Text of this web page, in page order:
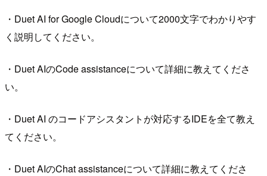
・Duet AI for Google Cloudについて2000文字でわかりやす
く説明してください。
・Duet AIのCode assistanceについて詳細に教えてくださ
い。
・Duet AI のコードアシスタントが対応するIDEを全て教え
てください。
・Duet AIのChat assistanceについて詳細に教えてくださ